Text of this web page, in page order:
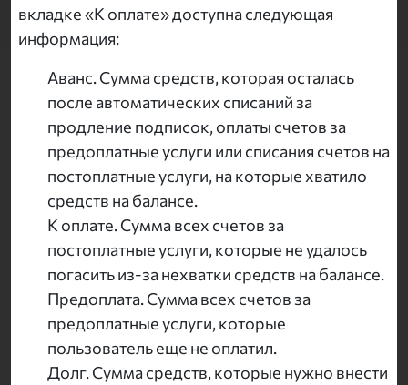
вкладке «К оплате» доступна следующая
информация:
Аванс. Сумма средств, которая осталась
после автоматических списаний за
продление подписок, оплаты счетов за
предоплатные услуги или списания счетов на
постоплатные услуги, на которые хватило
средств на балансе.
К оплате. Сумма всех счетов за
постоплатные услуги, которые не удалось
погасить из-за нехватки средств на балансе.
Предоплата. Сумма всех счетов за
предоплатные услуги, которые
пользователь еще не оплатил.
Долг. Сумма средств, которые нужно внести